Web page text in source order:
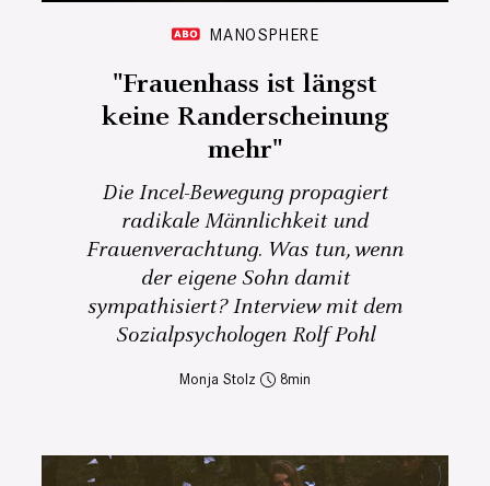
MANOSPHERE
"Frauenhass ist längst
keine Randerscheinung
mehr"
Die Incel-Bewegung propagiert
radikale Männlichkeit und
Frauenverachtung. Was tun, wenn
der eigene Sohn damit
sympathisiert? Interview mit dem
Sozialpsychologen Rolf Pohl
Monja Stolz 8